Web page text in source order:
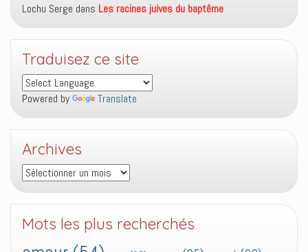
Lochu Serge dans Les racines juives du baptême
Traduisez ce site
Powered by Translate
Archives
Archives
Mots les plus recherchés